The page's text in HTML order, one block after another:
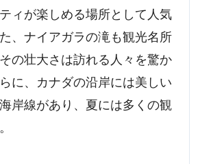
ィが楽しめる場所として人気
、ナイアガラの滝も観光名所
の壮大さは訪れる人々を驚か
に、カナダの沿岸には美しい
岸線があり、夏には多くの観